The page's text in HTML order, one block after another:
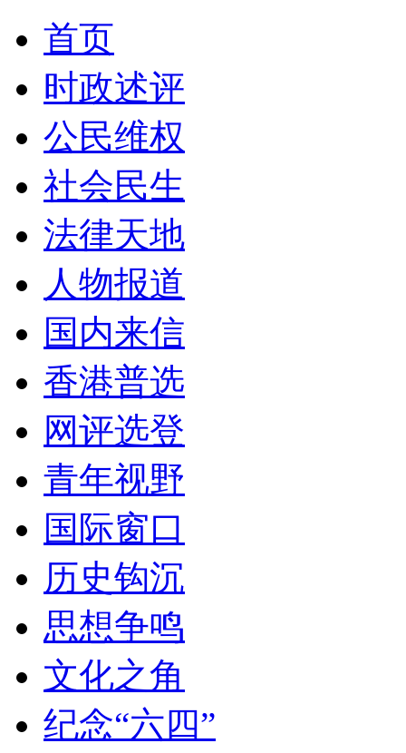
首页
时政述评
公民维权
社会民生
法律天地
人物报道
国内来信
香港普选
网评选登
青年视野
国际窗口
历史钩沉
思想争鸣
文化之角
纪念“六四”